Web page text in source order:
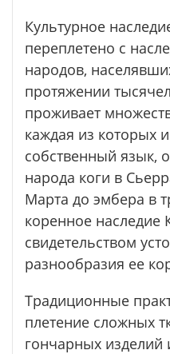
Культурное
переплетено с
народов,
протяжении
проживает
каждая из которых
собственный язык,
народа коги в
Марта до эмбера в
коренное наследие
свидетельством
разнообразия ее
Традиционные
плетение сложных
гончарных изделий